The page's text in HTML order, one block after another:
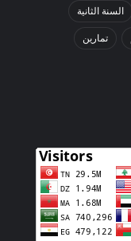
السنة الثانية
تمارين